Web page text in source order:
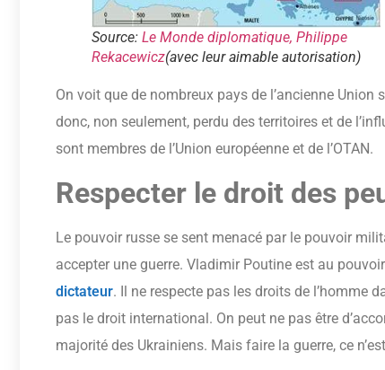
Source: Le Monde diplomatique, Philippe
Rekacewicz(avec leur aimable autorisation)
On voit que de nombreux pays de l’ancienne
donc, non seulement, perdu des territoires et de
sont membres de l’Union européenne et de l’OTAN.
Respecter le droit des
Le pouvoir russe se sent menacé par le pouvoir
accepter une guerre. Vladimir Poutine est au
dictateur. Il ne respecte pas les droits de l’homme
pas le droit international. On peut ne pas être
majorité des Ukrainiens. Mais faire la guerre, ce